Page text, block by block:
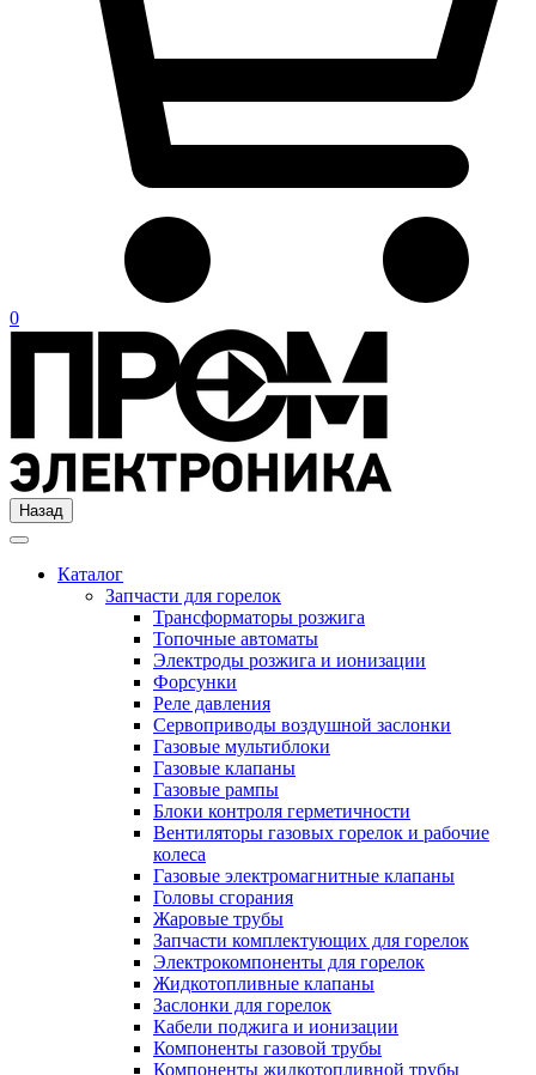
0
Назад
Каталог
Запчасти для горелок
Трансформаторы розжига
Топочные автоматы
Электроды розжига и ионизации
Форсунки
Реле давления
Сервоприводы воздушной заслонки
Газовые мультиблоки
Газовые клапаны
Газовые рампы
Блоки контроля герметичности
Вентиляторы газовых горелок и рабочие
колеса
Газовые электромагнитные клапаны
Головы сгорания
Жаровые трубы
Запчасти комплектующих для горелок
Электрокомпоненты для горелок
Жидкотопливные клапаны
Заслонки для горелок
Кабели поджига и ионизации
Компоненты газовой трубы
Компоненты жидкотопливной трубы